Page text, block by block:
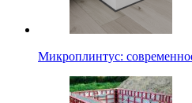
Микроплинтус: